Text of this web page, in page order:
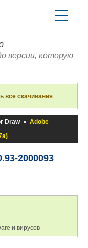
версии, которую
все скачивания
Draw » Adobe
2000093
и вирусов